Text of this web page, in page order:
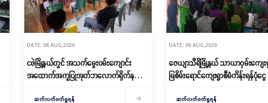
DATE: 06 AUG,2026
ငဖဲမြို့နယ်တွင် အသက်မွေးဝမ်းကျောင်း
အထောက်အကူပြုအုတ်ဘလောက်ရိုက်နည်း
ဆက်လက်ဖတ်ရှုရန်
DATE: 06 AUG,2026
ဇေယျာသီရိမြို့နယ် သာယာဝှမ်းကျေး
မြစိမ်းရောင်ကျေးရွာစီမံကိန်းရန်ပုံ
ဆက်လက်ဖတ်ရှုရန်